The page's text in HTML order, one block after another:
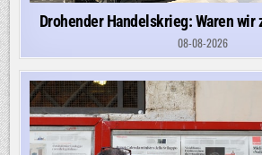
Drohender Handelskrieg: Waren wir
08-08-2026